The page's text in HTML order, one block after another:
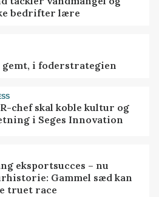
bedrifter lære
gemt, i foderstrategien
chef skal koble kultur og
i Seges Innovation
eksportsucces – nu
Gammel sæd kan
truet race